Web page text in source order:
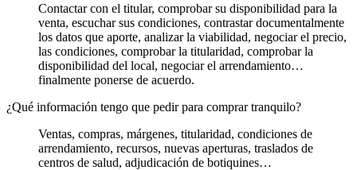
Contactar con el titular, comprobar su disponibilidad para la
venta, escuchar sus condiciones, contrastar documentalmente
los datos que aporte, analizar la viabilidad, negociar el precio,
las condiciones, comprobar la titularidad, comprobar la
disponibilidad del local, negociar el arrendamiento…
finalmente ponerse de acuerdo.
¿Qué información tengo que pedir para comprar tranquilo?
Ventas, compras, márgenes, titularidad, condiciones de
arrendamiento, recursos, nuevas aperturas, traslados de
centros de salud, adjudicación de botiquines…